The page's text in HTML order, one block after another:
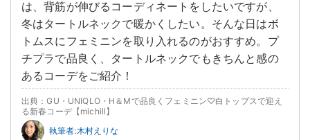
は、背筋が伸びるコーディネートをしたいですが、
冬はタートルネックで暖かくしたい。そんな日はボ
トムスにフェミニンを取り入れるのがおすすめ。プ
チプラで品良く、タートルネックでもきちんと感の
あるコーデをご紹介！
出典：GU・UNIQLO・H＆Mで品良くフェミニン♡白トップスで迎え
る新春コーデ【michill】
執筆者:木村えりな